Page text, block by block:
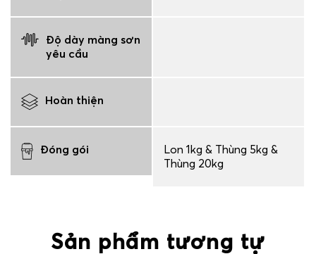
Độ dày màng sơn
yêu cầu
Hoàn thiện
Đóng gói
Lon 1kg & Thùng 5kg &
Thùng 20kg
Sản phẩm tương tự